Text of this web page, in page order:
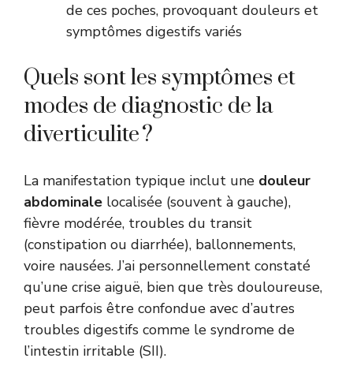
de ces poches, provoquant douleurs et
symptômes digestifs variés
Quels sont les symptômes et
modes de diagnostic de la
diverticulite ?
La manifestation typique inclut une douleur
abdominale localisée (souvent à gauche),
fièvre modérée, troubles du transit
(constipation ou diarrhée), ballonnements,
voire nausées. J’ai personnellement constaté
qu’une crise aiguë, bien que très douloureuse,
peut parfois être confondue avec d’autres
troubles digestifs comme le syndrome de
l’intestin irritable (SII).